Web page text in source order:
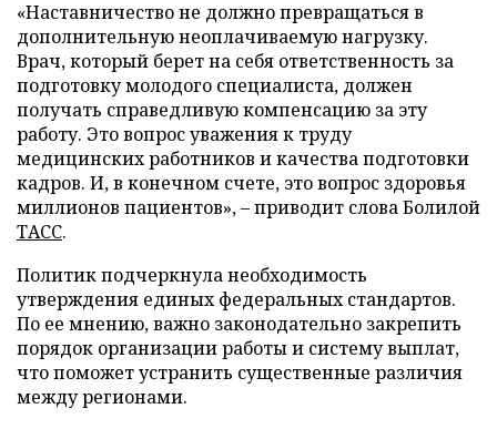
«Наставничество не должно превращаться в
дополнительную неоплачиваемую нагрузку.
Врач, который берет на себя ответственность за
подготовку молодого специалиста, должен
получать справедливую компенсацию за эту
работу. Это вопрос уважения к труду
медицинских работников и качества подготовки
кадров. И, в конечном счете, это вопрос здоровья
миллионов пациентов», – приводит слова Болилой
ТАСС.
Политик подчеркнула необходимость
утверждения единых федеральных стандартов.
По ее мнению, важно законодательно закрепить
порядок организации работы и систему выплат,
что поможет устранить существенные различия
между регионами.